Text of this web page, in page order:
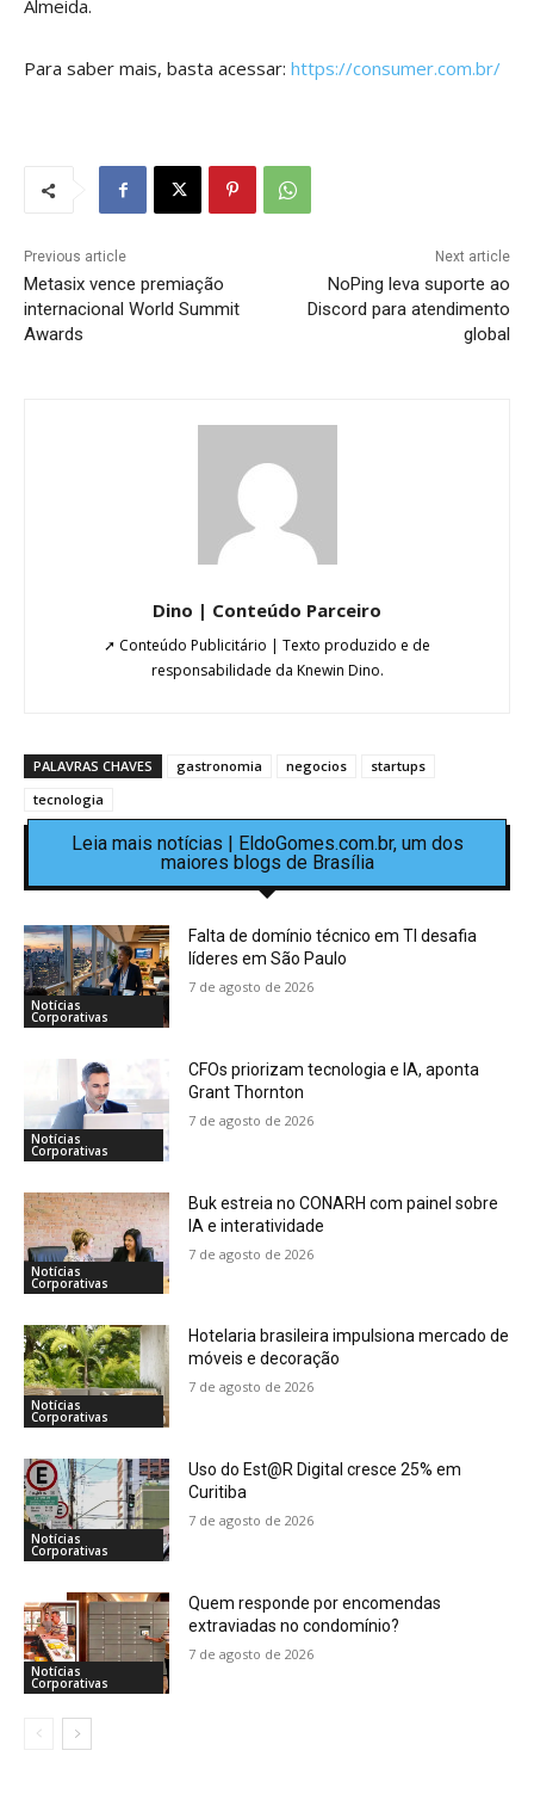
Almeida.
Para saber mais, basta acessar: https://consumer.com.br/
Previous article
Metasix vence premiação
internacional World Summit
Awards
Next article
NoPing leva suporte ao
Discord para atendimento
global
Dino | Conteúdo Parceiro
➚ Conteúdo Publicitário | Texto produzido e de
responsabilidade da Knewin Dino.
PALAVRAS CHAVES gastronomia negocios
startups
tecnologia
Leia mais notícias | EldoGomes.com.br, um dos
maiores blogs de Brasília
Notícias
Corporativas
Falta de domínio técnico em TI desafia
líderes em São Paulo
7 de agosto de 2026
Notícias
Corporativas
CFOs priorizam tecnologia e IA, aponta
Grant Thornton
7 de agosto de 2026
Notícias
Corporativas
Buk estreia no CONARH com painel sobre
IA e interatividade
7 de agosto de 2026
Notícias
Corporativas
Hotelaria brasileira impulsiona mercado de
móveis e decoração
7 de agosto de 2026
Notícias
Corporativas
Uso do Est@R Digital cresce 25% em
Curitiba
7 de agosto de 2026
Notícias
Corporativas
Quem responde por encomendas
extraviadas no condomínio?
7 de agosto de 2026